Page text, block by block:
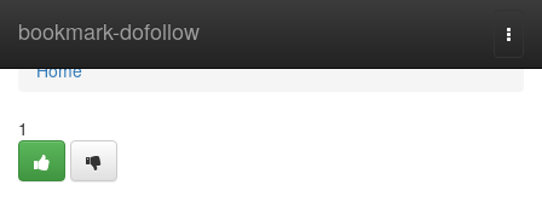
bookmark-dofollow
Home
Home
1